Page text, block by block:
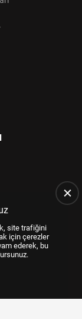
site trafiğini
için çerezler
ederek, bu